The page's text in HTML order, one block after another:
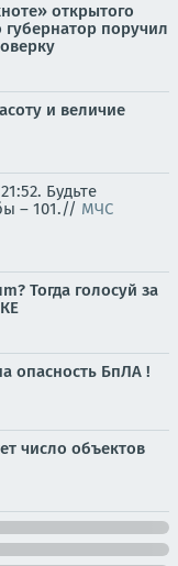
открытого
поручил
и величие
Будьте
– 101.// МЧС
Тогда голосуй за
опасность БпЛА !
число объектов